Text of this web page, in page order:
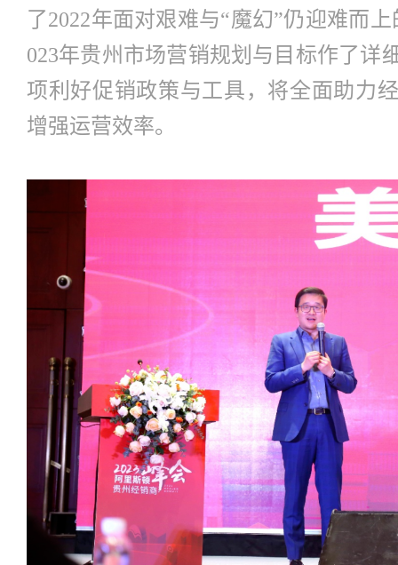
了2022年面对艰难与“魔幻”仍迎难而
023年贵州市场营销规划与目标作了详
项利好促销政策与工具，将全面助力
增强运营效率。